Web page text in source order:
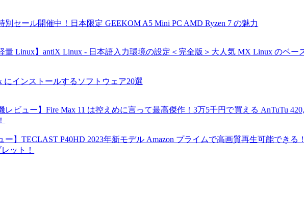
別セール開催中！日本限定 GEEKOM A5 Mini PC AMD Ryzen 7 の魅力
量 Linux】antiX Linux - 日本語入力環境の設定＜完全版＞大人気 MX Linux のベ
にインストールするソフトウェア20選
レビュー】Fire Max 11 は控えめに言って最高傑作！3万5千円で買える AnTuTu
ー】TECLAST P40HD 2023年新モデル Amazon プライムで高画質再生可能でき
ット！